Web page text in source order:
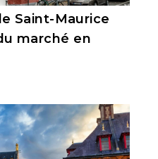
Saint-Maurice
marché en